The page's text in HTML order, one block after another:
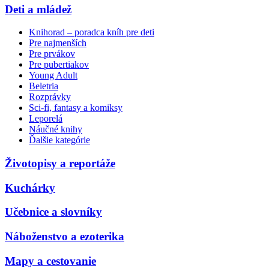
Deti a mládež
Knihorad – poradca kníh pre deti
Pre najmenších
Pre prvákov
Pre pubertiakov
Young Adult
Beletria
Rozprávky
Sci-fi, fantasy a komiksy
Leporelá
Náučné knihy
Ďalšie kategórie
Životopisy a reportáže
Kuchárky
Učebnice a slovníky
Náboženstvo a ezoterika
Mapy a cestovanie